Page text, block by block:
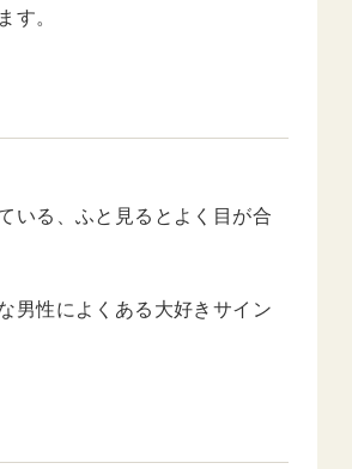
。
いる、ふと見るとよく目が合
男性によくある大好きサイン